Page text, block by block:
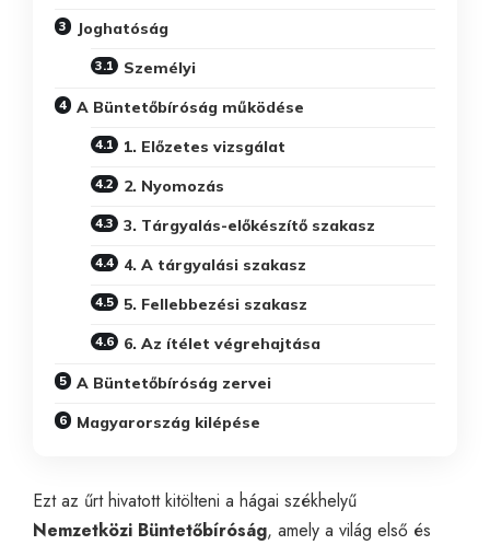
Joghatóság
Személyi
A Büntetőbíróság működése
1. Előzetes vizsgálat
2. Nyomozás
3. Tárgyalás-előkészítő szakasz
4. A tárgyalási szakasz
5. Fellebbezési szakasz
6. Az ítélet végrehajtása
A Büntetőbíróság zervei
Magyarország kilépése
Ezt az űrt hivatott kitölteni a hágai székhelyű
Nemzetközi Büntetőbíróság, amely a világ első és